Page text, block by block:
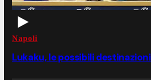
Napoli
Lukaku, le possibili destinazioni